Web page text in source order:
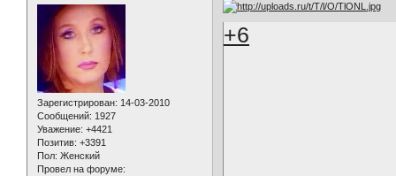
Зарегистрирован: 14-03-2010
Сообщений: 1927
Уважение: +4421
Позитив: +3391
Пол: Женский
Провел на форуме:
+6